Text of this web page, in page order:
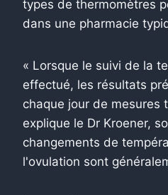
types de thermomètres
dans une pharmacie
« Lorsque le suivi de la
effectué, les résultats
chaque jour de mesures
explique le Dr Kroener,
changements de
l'ovulation sont